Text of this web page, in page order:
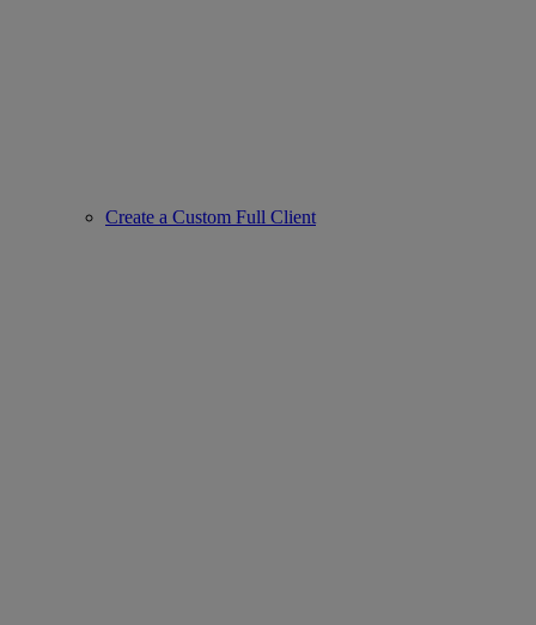
Create a Custom Full Client